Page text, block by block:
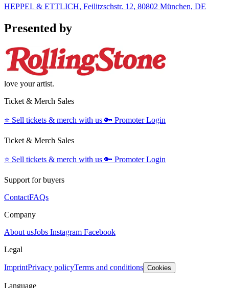
HEPPEL & ETTLICH, Feilitzschstr. 12, 80802 München, DE
Presented by
love your artist.
Ticket & Merch Sales
⭐️ Sell tickets & merch with us 🔑 Promoter Login
Ticket & Merch Sales
⭐️ Sell tickets & merch with us 🔑 Promoter Login
Support for buyers
ContactFAQs
Company
About usJobs Instagram Facebook
Legal
ImprintPrivacy policyTerms and conditions Cookies
Language